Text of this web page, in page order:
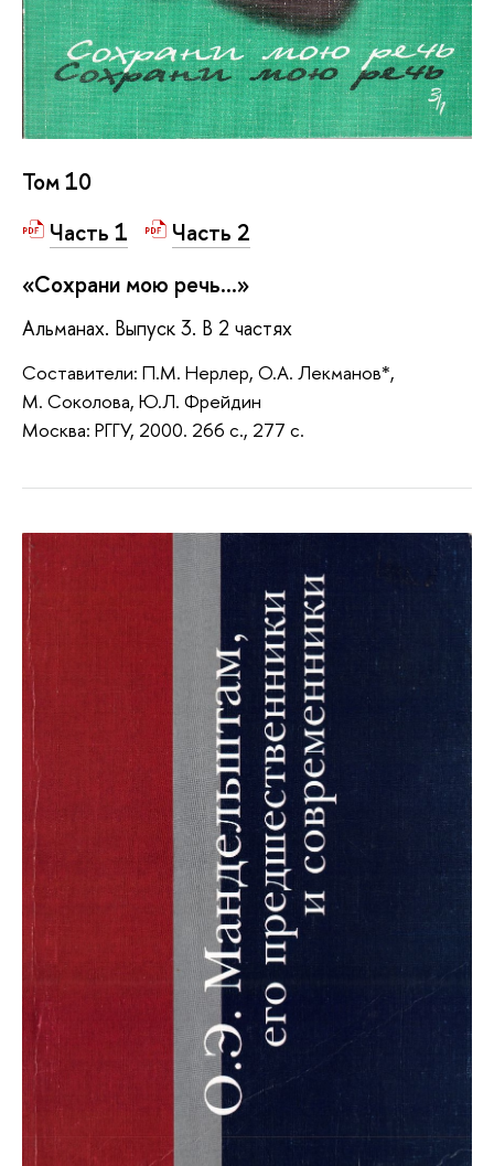
Том 10
Часть 1
Часть 2
«Сохрани мою речь...»
Альманах. Выпуск 3. В 2 частях
Составители: П.М. Нерлер, О.А. Лекманов*,
М. Соколова, Ю.Л. Фрейдин
Москва: РГГУ, 2000. 266 с., 277 с.